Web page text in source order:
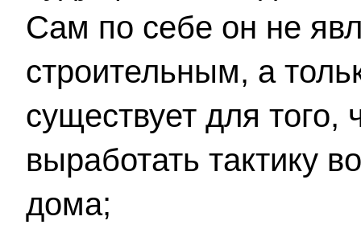
Сам по себе он не
строительным, а
существует для того,
выработать тактику
дома;